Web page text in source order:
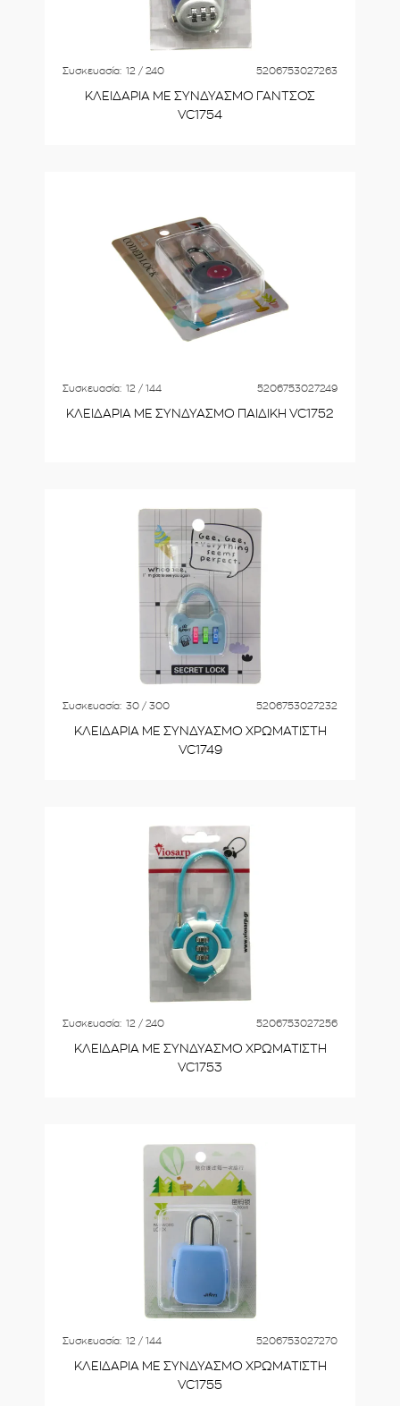
Συσκευασία: 12 / 240 5206753027263
ΚΛΕΙΔΑΡΙΑ ΜΕ ΣΥΝΔΥΑΣΜΟ ΓΑΝΤΣΟΣ
VC1754
Συσκευασία: 12 / 144 5206753027249
ΚΛΕΙΔΑΡΙΑ ΜΕ ΣΥΝΔΥΑΣΜΟ ΠΑΙΔΙΚΗ VC1752
Συσκευασία: 30 / 300 5206753027232
ΚΛΕΙΔΑΡΙΑ ΜΕ ΣΥΝΔΥΑΣΜΟ ΧΡΩΜΑΤΙΣΤΗ
VC1749
Συσκευασία: 12 / 240 5206753027256
ΚΛΕΙΔΑΡΙΑ ΜΕ ΣΥΝΔΥΑΣΜΟ ΧΡΩΜΑΤΙΣΤΗ
VC1753
Συσκευασία: 12 / 144 5206753027270
ΚΛΕΙΔΑΡΙΑ ΜΕ ΣΥΝΔΥΑΣΜΟ ΧΡΩΜΑΤΙΣΤΗ
VC1755